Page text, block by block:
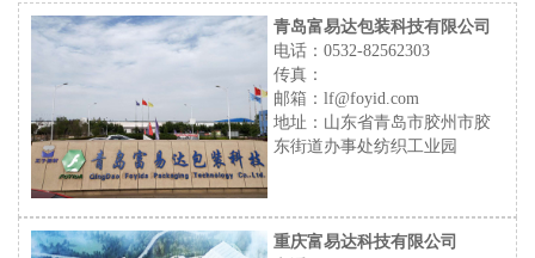
青岛富易达包装科技有限公司
电话：0532-82562303
传真：
邮箱：lf@foyid.com
地址：山东省青岛市胶州市胶
东街道办事处纺织工业园
重庆富易达科技有限公司